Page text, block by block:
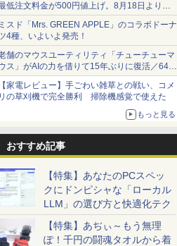
低注文料金が500円値上げ。8月18日より
円から受付
スド「Mrs. GREEN APPLE」のコラボドーナ
4種、いよいよ発売！
舗のマウスユーティリティ「チューチューマ
ス」がAIの力を借りて15年ぶりに復活／64bit
、Windows 10/11、「Chrome」も走り回
。復活記念で2026年末まで500円
家電レビュー】手ごわい雑草との戦い、コメ
の草刈機で完全勝利 掃除機感覚で使えた
もっと見る
おすすめ記事
【特集】あなたのPCスペッ
クにドンピシャな「ローカル
LLM」の選び方と快適化テク
【特集】あぢぃ～もう無理
ぽ！千円の闘魂タオルから着